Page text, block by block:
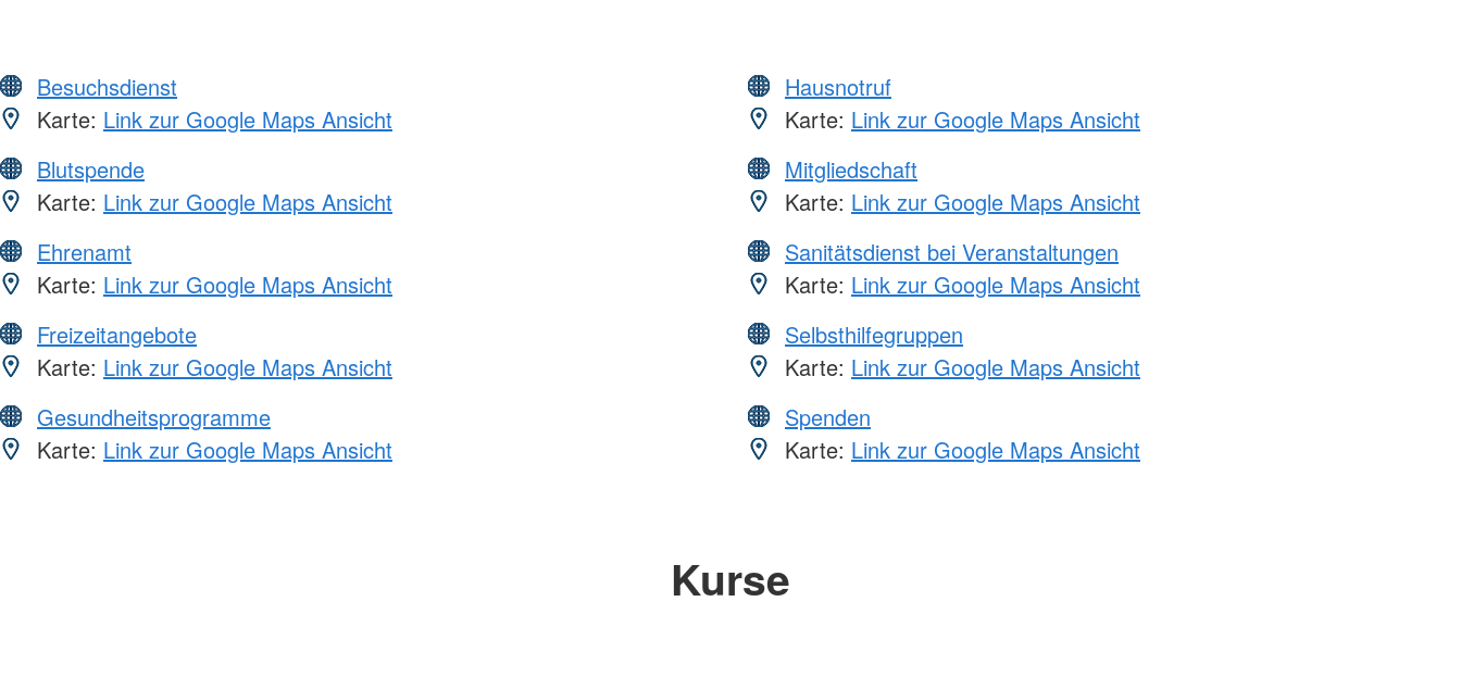
Besuchsdienst
Karte: Link zur Google Maps Ansicht
Blutspende
Karte: Link zur Google Maps Ansicht
Ehrenamt
Karte: Link zur Google Maps Ansicht
Freizeitangebote
Karte: Link zur Google Maps Ansicht
Gesundheitsprogramme
Karte: Link zur Google Maps Ansicht
Hausnotruf
Karte: Link zur Google Maps Ansicht
Mitgliedschaft
Karte: Link zur Google Maps Ansicht
Sanitätsdienst bei Veranstaltungen
Karte: Link zur Google Maps Ansicht
Selbsthilfegruppen
Karte: Link zur Google Maps Ansicht
Spenden
Karte: Link zur Google Maps Ansicht
Kurse